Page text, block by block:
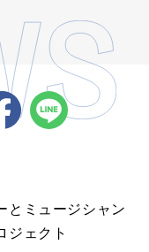
とミュージシャン
ジェクト